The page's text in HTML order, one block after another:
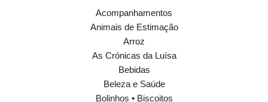
Acompanhamentos
Animais de Estimação
Arroz
As Crónicas da Luísa
Bebidas
Beleza e Saúde
Bolinhos • Biscoitos